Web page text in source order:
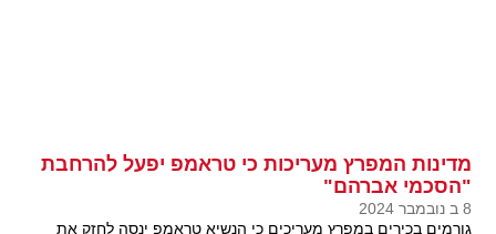
מדינות המפרץ מעריכות כי טראמפ יפעל להרחבת
"הסכמי אברהם"
8 ב נובמבר 2024
גורמים בכירים במפרץ מעריכים כי הנשיא טראמפ ינסה לחזק את